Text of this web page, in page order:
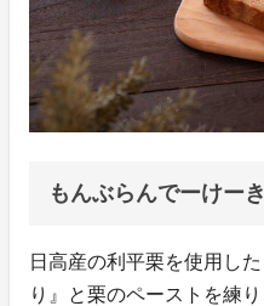
もんぶらんでーけーき
日高産の利平栗を使用し
り』と栗のペーストを練